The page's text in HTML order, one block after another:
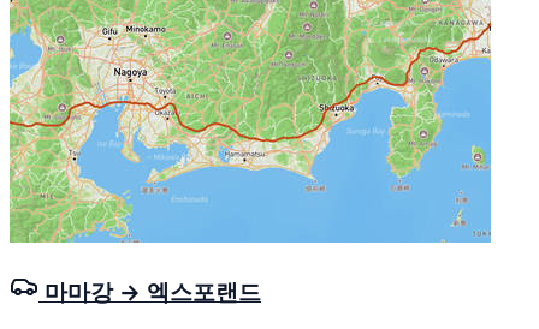
마마강 → 엑스포랜드